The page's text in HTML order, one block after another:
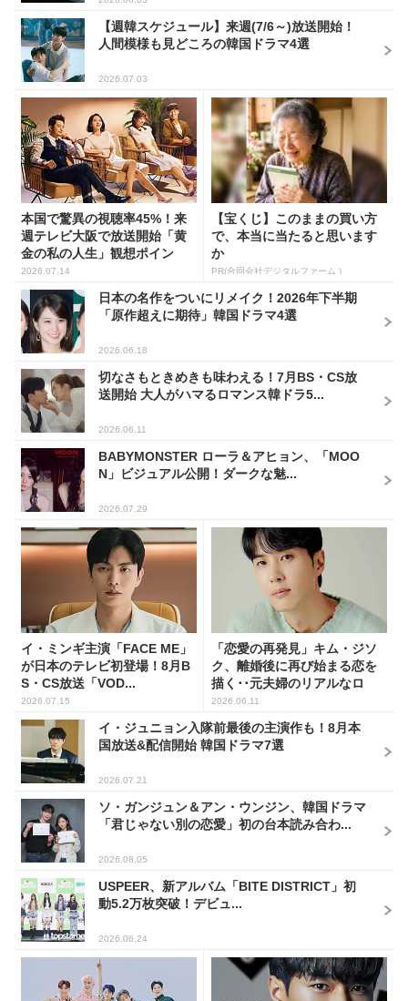
【週韓スケジュール】来週(7/6～)放送開始！
人間模様も見どころの韓国ドラマ4選
2026.07.03
本国で驚異の視聴率45%！来
週テレビ大阪で放送開始「黄
金の私の人生」観想ポイン
ト...
2026.07.14
【宝くじ】このままの買い方
で、本当に当たると思います
か
PR(合同会社デジタルファーム )
日本の名作をついにリメイク！2026年下半期
「原作超えに期待」韓国ドラマ4選
2026.06.18
切なさもときめきも味わえる！7月BS・CS放
送開始 大人がハマるロマンス韓ドラ5...
2026.06.11
BABYMONSTER ローラ＆アヒョン、「MOO
N」ビジュアル公開！ダークな魅...
2026.07.29
イ・ミンギ主演「FACE ME」
が日本のテレビ初登場！8月B
S・CS放送「VOD...
2026.07.15
「恋愛の再発見」キム・ジソ
ク、離婚後に再び始まる恋を
描く･･元夫婦のリアルなロ
マ...
2026.06.11
イ・ジュニョン入隊前最後の主演作も！8月本
国放送&配信開始 韓国ドラマ7選
2026.07.21
ソ・ガンジュン＆アン・ウンジン、韓国ドラマ
「君じゃない別の恋愛」初の台本読み合わ...
2026.08.05
USPEER、新アルバム「BITE DISTRICT」初
動5.2万枚突破！デビュ...
2026.06.24